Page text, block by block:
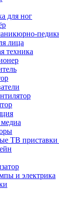
для ног
лица
техника
ТВ приставки
и электрика